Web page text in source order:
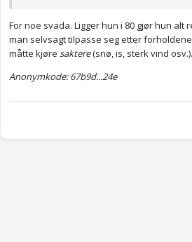
For noe svada. Ligger hun i 80 gjør hun alt
man selvsagt tilpasse seg etter
måtte kjøre saktere(snø, is, sterk vind osv.).
Anonymkode: 67b9d...24e